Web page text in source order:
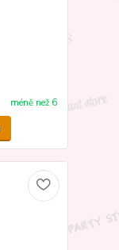
méně než 6